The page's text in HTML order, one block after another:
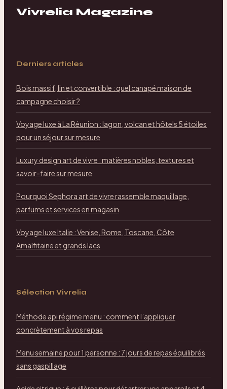
Vivrelia Magazine
Derniers articles
Bois massif, lin et convertible : quel canapé maison de
campagne choisir ?
Voyage luxe à La Réunion : lagon, volcan et hôtels 5 étoiles
pour un séjour sur mesure
Luxury design art de vivre : matières nobles, textures et
savoir-faire sur mesure
Pourquoi Sephora art de vivre rassemble maquillage,
parfums et services en magasin
Voyage luxe Italie : Venise, Rome, Toscane, Côte
Amalfitaine et grands lacs
Sélection Vivrelia
Méthode api régime menu : comment l’appliquer
concrètement à vos repas
Menu semaine pour 1 personne : 7 jours de repas équilibrés
sans gaspillage